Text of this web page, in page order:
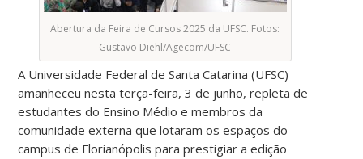
Abertura da Feira de Cursos 2025 da UFSC. Fotos:
Gustavo Diehl/Agecom/UFSC
A Universidade Federal de Santa Catarina (UFSC)
amanheceu nesta terça-feira, 3 de junho, repleta de
estudantes do Ensino Médio e membros da
comunidade externa que lotaram os espaços do
campus de Florianópolis para prestigiar a edição